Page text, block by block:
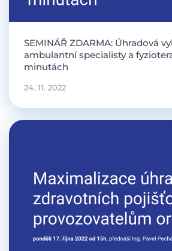
SEMINÁŘ ZDARMA: Úhradová
ambulantní specialisty a
minutách
24. 11. 2022